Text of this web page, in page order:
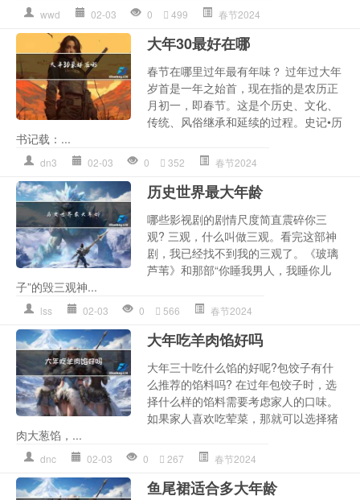
wwd 02-03 0 499 春节2024
大年30最好在哪
春节在哪里过年最有年味？ 过年过大年
岁首是一年之始首，现在指的是农历正
月初一，即春节。这是个历史、文化、
传统、风俗继承和延续的过程。史记•历
书记载：...
dn3 02-03 0 352 春节2024
历史世界最大年龄
哪些影视剧的剧情尺度简直震碎你三
观? 三观，什么叫做三观。看完这部神
剧，我已经找不到我的三观了。《玻璃
芦苇》和那部“你睡我男人，我睡你儿
子”的毁三观神...
lss 02-03 0 566 春节2024
大年吃羊肉馅好吗
大年三十吃什么馅的好呢?包饺子有什
么推荐的馅料吗? 在过年包饺子时，选
择什么样的馅料需要考虑家人的口味。
如果家人喜欢吃荤菜，那就可以选择猪
肉大葱馅，...
dnc 02-03 0 267 春节2024
鱼尾裙适合多大年龄